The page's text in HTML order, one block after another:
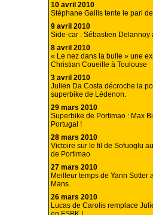
10 avril 2010
Stéphane Gallis tente le pari
9 avril 2010
Side-car : Sébastien Delannoy
8 avril 2010
« Le nez dans la bulle » une
Christian Coueille à Toulouse
3 avril 2010
Julien Da Costa décroche la
superbike de Lédenon.
29 mars 2010
Superbike de Portimao : Max
Portugal !
28 mars 2010
Victoire sur le fil de Sofuoglu
de Portimao
27 mars 2010
Meilleur temps de Yann Sotter
Mans.
26 mars 2010
Lucas de Carolis remplace